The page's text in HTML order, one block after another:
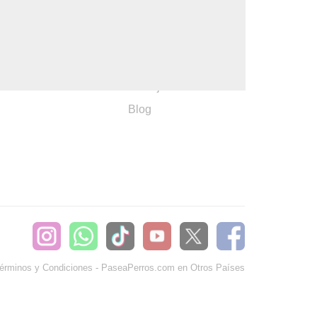
Blog
y Condiciones - PaseaPerros.com en Otros Países